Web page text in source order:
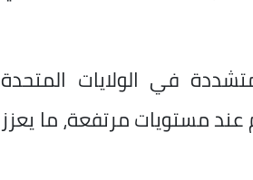
في الولايات المتحدة
مستويات مرتفعة، ما يعزز